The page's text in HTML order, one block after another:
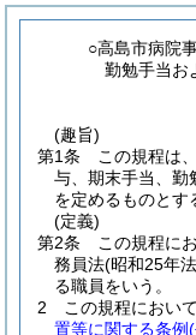
○高島市病院
勤勉手当お
(趣旨)
第1条
この規程は
与、期末手当、勤
を定めるものとす
(定義)
第2条
この規程に
務員法(昭和25年
る職員をいう。
2
この規程におい
置等に関する条例